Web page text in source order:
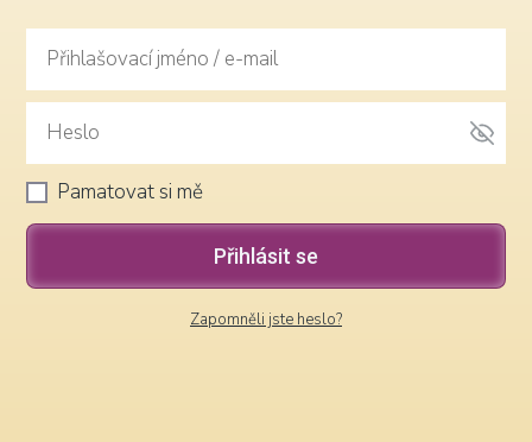
Pamatovat si mě
Přihlásit se
Zapomněli jste heslo?